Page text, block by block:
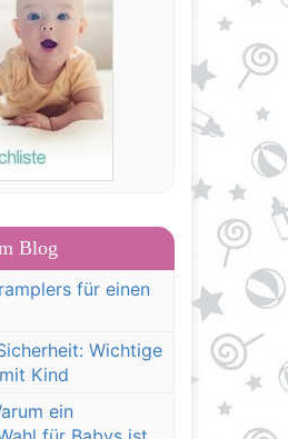
Blog
für einen
Wichtige
Kind
ein